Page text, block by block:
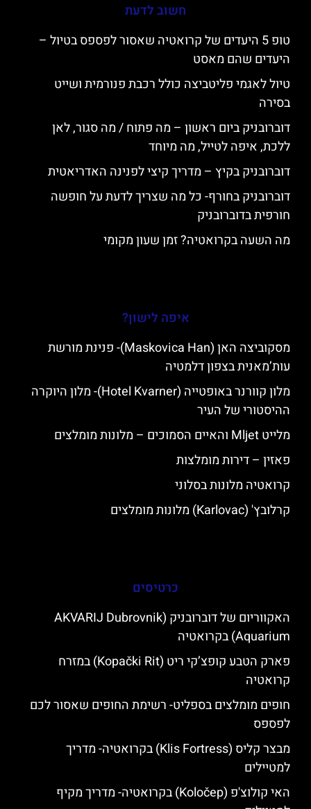
חשוב לדעת
טופ 5 היעדים של קרואטיה שאסור לפספס בטיול –
היעדים שהם מאסט
טיול לאגמי פליטביצה כולל רכבת פנורמית ושייט
בסירה
דוברובניק ביום ראשון – מה פתוח / מה סגור, לאן
ללכת, איפה לטייל, מה מיוחד
דוברובניק בקיץ – מדריך קיצי לפנינה האדריאטית
דוברובניק בחורף- כל מה שצריך לדעת על חופשה
חורפית בדוברובניק
מה השעה בקרואטיה? זמן שעון מקומי
איפה לישון?
מסקוביצה האן (Maskovica Han)- פנינת מורשת
עות’מאנית בצפון דלמטיה
מלון קוורנר באופטייה (Hotel Kvarner)- מלון היוקרה
ההיסטורי של העיר
מלייט Mljet והאיים הסמוכים – מלונות מומלצים
פאזין – דירות מומלצות
קרואטיה מלונות בסלוני
קרלובץ' (Karlovac) מלונות מומלצים
כרטיסים
האקווריום של דוברובניק (AKVARIJ Dubrovnik
Aquarium) בקרואטיה
פארק הטבע קופצ’קי ריט (Kopački Rit) במזרח
קרואטיה
חופים מומלצים בספליט- רשימת החופים שאסור לכם
לפספס
מבצר קליס (Klis Fortress) בקרואטיה- מדריך
למטיילים
האי קולוצ'פ (Koločep) בקרואטיה- מדריך מקיף